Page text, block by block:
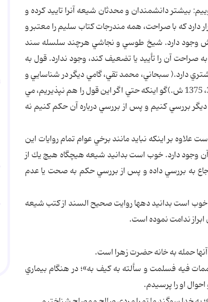
بيشتر دانشمندان و محدثان شيعه آنرا تاييد كرده و
دارد كه با صراحت، همه مندرجات كتاب سليم را معتبر و
وجود دارد. شيخ طوسي و نجاشي هرچند سلسله سند
آن را تأييد يا تضعيف كند، وجود ندارد. قول به
دارد.( سبحاني، محمد تقي، گامي ديگر در شناسايي و
احياي كتاب سليم بن قيس هلالي، ص 22، مجله آينه پژوهش، شماره 37، 1375 ش.)گو اينكه حتي اگر اين قول را هم نپذيريم، مي
بررسي كنيم و پس از بررسي درباره آن حكم كنيم نه
بر اينكه نبايد مانند برخي عوام تمام روايات اين
وجود دارد. خوب است بدانيد شيعه هيچگاه هيچ يك از
به بررسي داده و پس از بررسي حكم به صحت يا عدم
خوب است بدانيد دهها روايت صحيح السند از كتب شيعه
ندامت نموده است.
آنها حمله به خانه حضرت زهرا است.
فيه فسلمت و سألته به كيف به»؛ در هنگام بيماري
او را پرسيدم.